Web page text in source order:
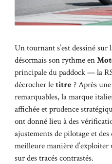
Un tournant s’est dessiné sur
désormais son rythme en
principale du paddock — la
décrocher letitre ? Après
remarquables, la marque
affichée et prudence
ont donné lieu à des
ajustements de pilotage et
meilleure manière
sur des tracés contrastés.